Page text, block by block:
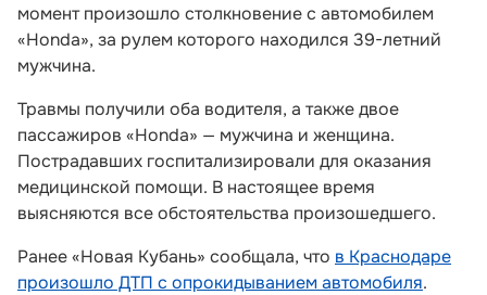
момент произошло столкновение с автомобилем
«Honda», за рулем которого находился 39-летний
мужчина.
Травмы получили оба водителя, а также двое
пассажиров «Honda» — мужчина и женщина.
Пострадавших госпитализировали для оказания
медицинской помощи. В настоящее время
выясняются все обстоятельства произошедшего.
Ранее «Новая Кубань» сообщала, что в Краснодаре
произошло ДТП с опрокидыванием автомобиля.